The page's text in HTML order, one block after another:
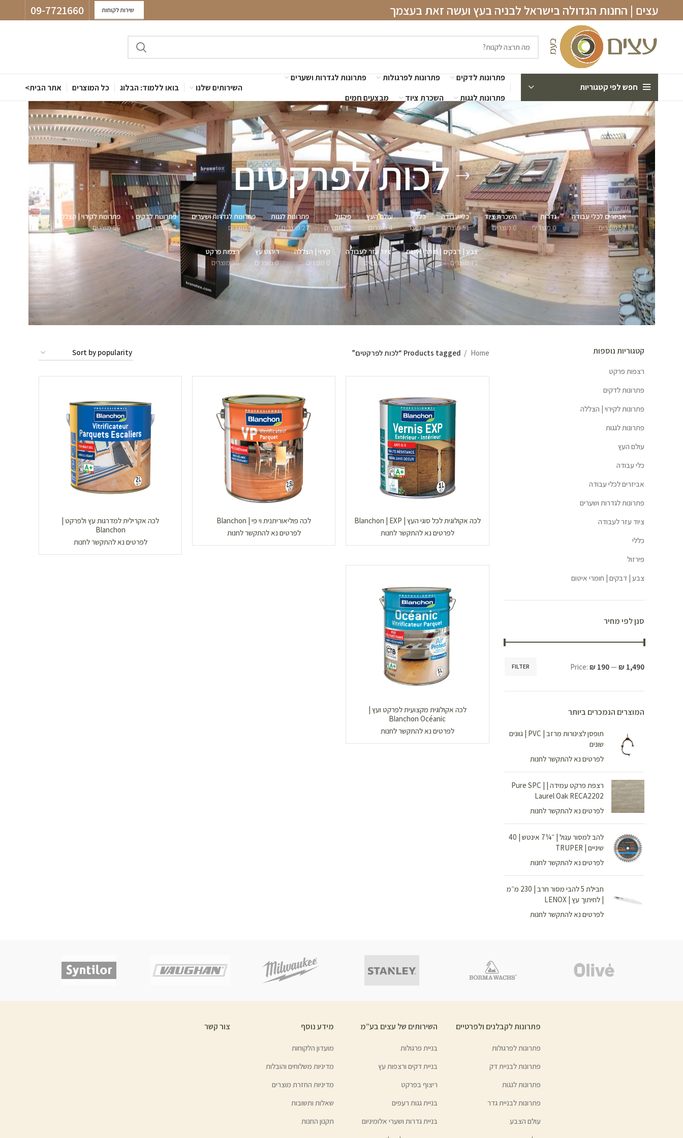
עצים | החנות הגדולה בישראל לבניה בעץ ועשה זאת בעצמך שירות לקוחות 09-7721660
חפש לפי קטגוריות
פתרונות לדקים פתרונות לפרגולות
פתרונות לגדרות ושערים
פתרונות לגגות
השכרת ציוד מבצעים חמים
השירותים שלנו בואו ללמוד: הבלוג כל המוצרים אתר הבית>
לכות לפרקטים
אביזרים לכלי עבודה
57 מוצרים
גדרות
0 מוצרים
השכרת ציוד
0 מוצרים
כלי עבודה
51 מוצרים
כללי
1 מוצר
עולם העץ
4 מוצרים
פירזול
51 מוצרים
פתרונות לגגות
27 מוצרים
פתרונות לגדרות ושערים
91 מוצרים
פתרונות לדקים
62 מוצרים
פתרונות לקירוי | הצללה
56 מוצרים
צבע | דבקים | חומרי איטום
72 מוצרים
ציוד עזר לעבודה
14 מוצרים
קירוי | הצללה
0 מוצרים
ריהוט עץ
0 מוצרים
רצפות פרקט
36 מוצרים
קטגוריות נוספות
רצפות פרקט
פתרונות לדקים
פתרונות לקירוי | הצללה
פתרונות לגגות
עולם העץ
כלי עבודה
אביזרים לכלי עבודה
פתרונות לגדרות ושערים
ציוד עזר לעבודה
כללי
פירזול
צבע | דבקים | חומרי איטום
סנן לפי מחיר
FILTER Price: ₪ 190— ₪ 1,490
המוצרים הנמכרים ביותר
תופסן לצינורות מרזב | PVC | גוונים
שונים
לפרטים נא להתקשר לחנות
רצפת פרקט עמידה | Pure SPC |
Laurel Oak RECA2202
לפרטים נא להתקשר לחנות
להב למסור עגול | ״¼7 אינטש | 40
שיניים | TRUPER
לפרטים נא להתקשר לחנות
חבילת 5 להבי מסור חרב | 230 מ״מ
| לחיתוך עץ | LENOX
לפרטים נא להתקשר לחנות
Home Products tagged “לכות לפרקטים”
לכה אקולוגית לכל סוגי העץ | Blanchon | EXP
לפרטים נא להתקשר לחנות
לכה פוליאוריתנית וי פי | Blanchon
לפרטים נא להתקשר לחנות
לכה אקרילית למדרגות עץ ולפרקט |
Blanchon
לפרטים נא להתקשר לחנות
לכה אקולוגית מקצועית לפרקט ועץ |
Blanchon Océanic
לפרטים נא להתקשר לחנות
פתרונות לקבלנים ולפרטיים
פתרונות לפרגולות
פתרונות לבניית דק
פתרונות לגגות
פתרונות לבניית גדר
עולם הצבע
השירותים של עצים בע”מ
בניית פרגולות
בניית דקים ורצפות עץ
ריצוף בפרקט
בניית גגות רעפים
בניית גדרות ושערי אלומיניום
מידע נוסף
מועדון הלקוחות
מדיניות משלוחים והובלות
מדיניות החזרת מוצרים
שאלות ותשובות
תקנון החנות
צור קשר